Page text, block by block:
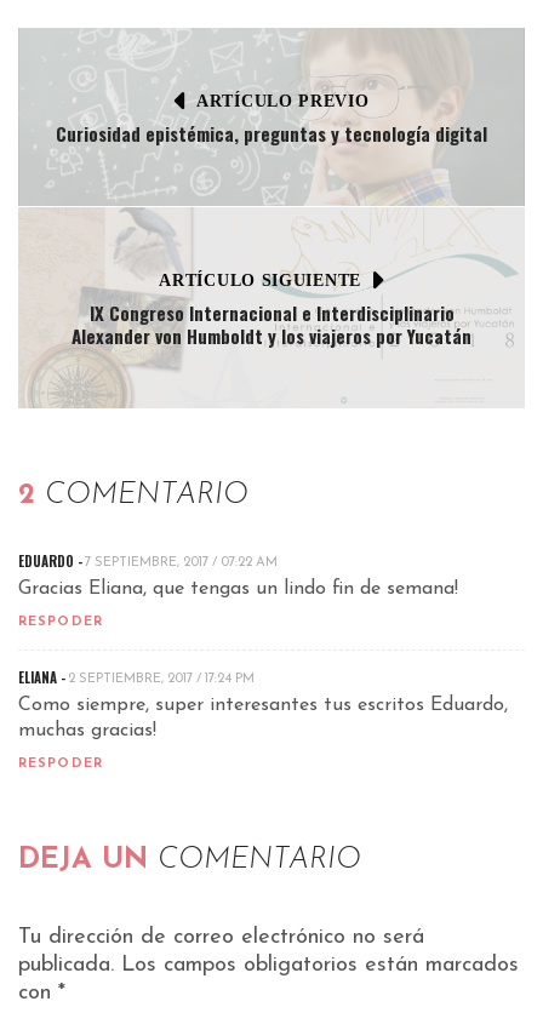
ARTÍCULO PREVIO
Curiosidad epistémica, preguntas y tecnología digital
ARTÍCULO SIGUIENTE
IX Congreso Internacional e Interdisciplinario
Alexander von Humboldt y los viajeros por Yucatán
2 COMENTARIO
EDUARDO - 7 SEPTIEMBRE, 2017 / 07:22 AM
Gracias Eliana, que tengas un lindo fin de semana!
RESPODER
ELIANA - 2 SEPTIEMBRE, 2017 / 17:24 PM
Como siempre, super interesantes tus escritos Eduardo,
muchas gracias!
RESPODER
DEJA UN COMENTARIO
Tu dirección de correo electrónico no será
publicada. Los campos obligatorios están marcados
con *